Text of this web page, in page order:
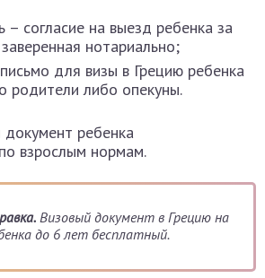
– согласие на выезд ребенка за
нотариально;
для визы в Грецию ребенка
родители либо опекуны.
документ ребенка
взрослым нормам.
Визовый документ в Грецию на
до 6 лет бесплатный.